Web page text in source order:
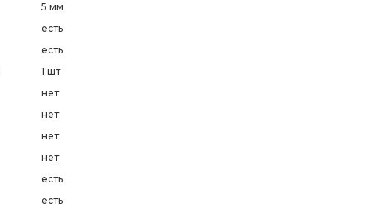
5 мм
есть
есть
1 шт
нет
нет
нет
нет
есть
есть